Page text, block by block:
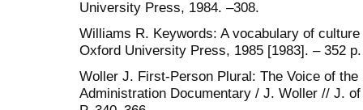
University Press, 1984. –308.
Williams R. Keywords: A vocabulary of
Oxford University Press, 1985 [1983]. – 352 p.
Woller J. First-Person Plural: The Voice of
Administration Documentary / J. Woller // J.